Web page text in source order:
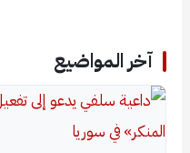
آخر المواضيع